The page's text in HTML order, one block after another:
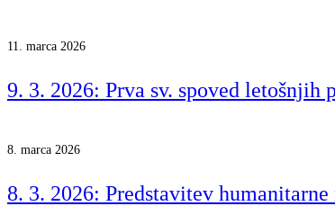
11. marca 2026
9. 3. 2026: Prva sv. spoved letošnjih
8. marca 2026
8. 3. 2026: Predstavitev